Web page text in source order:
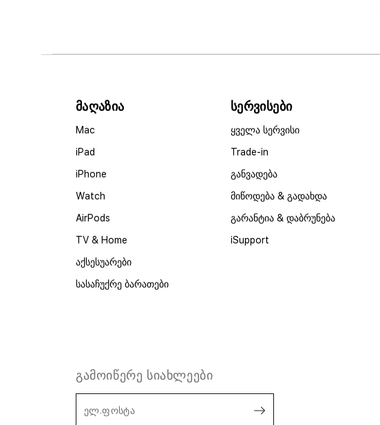
მაღაზია
Mac
iPad
iPhone
Watch
AirPods
TV & Home
აქსესუარები
სასაჩუქრე ბარათები
სერვისები
ყველა სერვისი
Trade-in
განვადება
მიწოდება & გადახდა
გარანტია & დაბრუნება
iSupport
გამოიწერე სიახლეები
ელ.ფოსტა